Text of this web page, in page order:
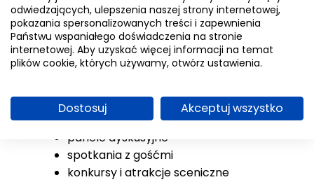
odwiedzających, ulepszenia naszej strony internetowej,
pokazania spersonalizowanych treści i zapewnienia
Państwu wspaniałego doświadczenia na stronie
internetowej. Aby uzyskać więcej informacji na temat
plików cookie, których używamy, otwórz ustawienia.
Dostosuj Akceptuj wszystko
edycja w 2025 roku przyciągnęła ponad 32
tysiące uczestników.Impreza,
współtworzona z Targami Fantastyki,
wypełnia lukę po dużych eventach
strefy wystawców i wydawców
panele dyskusyjne
spotkania z gośćmi
konkursy i atrakcje sceniczne